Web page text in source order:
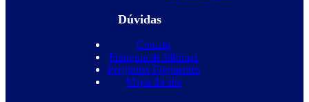
Dúvidas
Contato
Franquia de Idiomas
Perguntas Frequentes
Mapa do site